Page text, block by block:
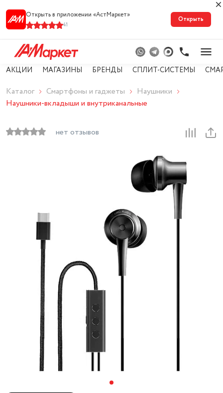
Открыть в приложении «АстМарке‪т‬»
41
Открыть
АКЦИИ МАГАЗИНЫ БРЕНДЫ СПЛИТ-СИСТЕМЫ
Каталог Смартфоны и гаджеты
Наушники
Наушники-вкладыши и внутриканальные
нет отзывов